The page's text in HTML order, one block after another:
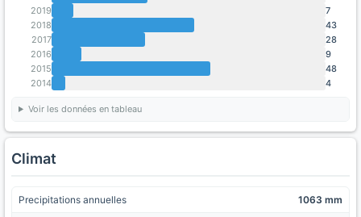
2019
7
2018
43
2017
28
2016
9
2015
48
2014
4
Voir les données en tableau
Climat
Precipitations annuelles 1063 mm